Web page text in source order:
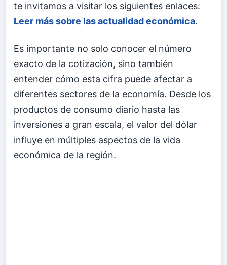
te invitamos a visitar los siguientes enlaces:
Leer más sobre las actualidad económica.
Es importante no solo conocer el número
exacto de la cotización, sino también
entender cómo esta cifra puede afectar a
diferentes sectores de la economía. Desde los
productos de consumo diario hasta las
inversiones a gran escala, el valor del dólar
influye en múltiples aspectos de la vida
económica de la región.